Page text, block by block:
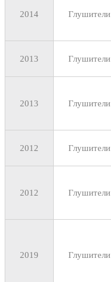
2014 Глушители
2013 Глушители
2013 Глушители
2012 Глушители
2012 Глушители
2019 Глушители